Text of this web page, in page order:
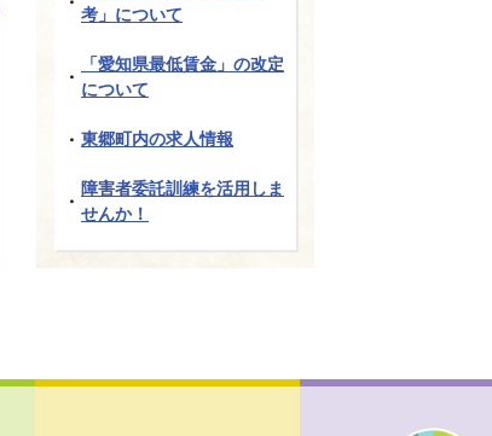
考」について
「愛知県最低賃金」の改定
について
東郷町内の求人情報
障害者委託訓練を活用しま
せんか！